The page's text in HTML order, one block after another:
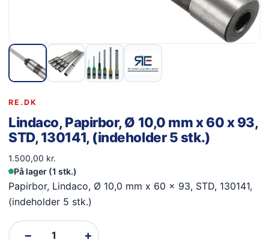
RE.DK
Lindaco, Papirbor, Ø 10,0 mm x 60 x 93,
STD, 130141, (indeholder 5 stk.)
1.500,00 kr.
På lager (1 stk.)
Papirbor, Lindaco, Ø 10,0 mm x 60 x 93, STD, 130141,
(indeholder 5 stk.)
− +